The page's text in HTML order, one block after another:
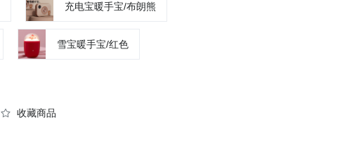
充电宝暖手宝/布朗熊
雪宝暖手宝/红色
收藏商品